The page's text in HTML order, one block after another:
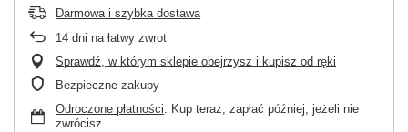
Darmowa i szybka dostawa
14 dni na łatwy zwrot
Sprawdź, w którym sklepie obejrzysz i kupisz od ręki
Bezpieczne zakupy
Odroczone płatności. Kup teraz, zapłać później, jeżeli nie
zwrócisz